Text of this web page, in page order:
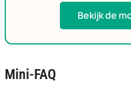
Bekijk de
Mini-FAQ